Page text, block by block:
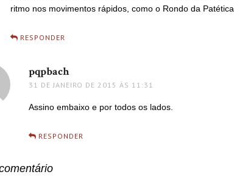
ritmo nos movimentos rápidos, como o Rondo da Patética.
RESPONDER
pqpbachdisse:
31 DE JANEIRO DE 2015 ÀS 11:31
Assino embaixo e por todos os lados.
RESPONDER